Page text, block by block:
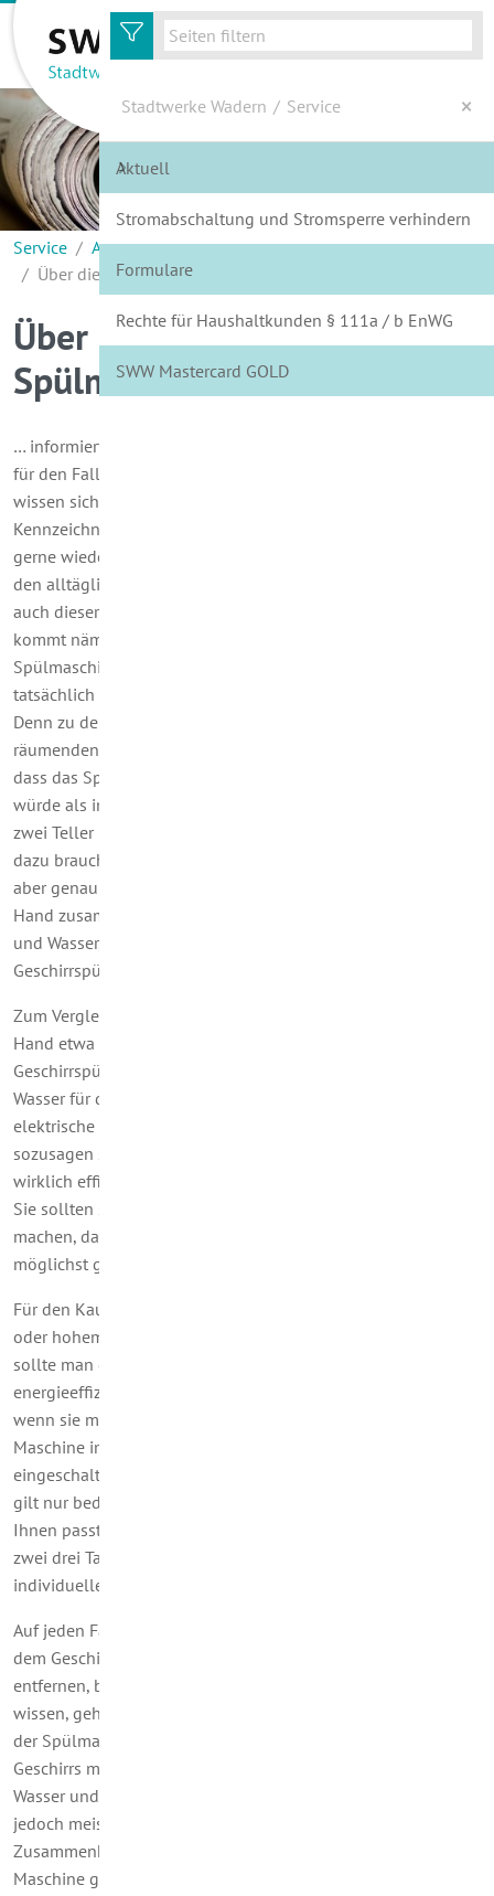
zur Hauptnavigation
Service
Aktuell
Über die Energieeffizienz der Spülmaschine...
Über die Energieeffizienz der
Spülmaschine...
… informiert das EU-Energieeffizienzlabel. Jedenfalls gilt dies
für den Fall, dass Sie ein neues Gerät kaufen wollen. Sie
wissen sicher, was die Symbole auf dieser vorgeschriebenen
Kennzeichnung bedeuten. Gelegentlich greifen wir das Thema
gerne wieder auf. Heute betrachten wir eher den Alltag und
den alltäglichen Gebrauch der Geschirrspülmaschine. Denn
auch dieser ist im Hinblick auf Energieeffizienz bedeutsam. Es
kommt nämlich tatsächlich darauf an, wie Sie Ihre
Spülmaschine nutzen – ja, sogar schon darauf, ob Sie sie
tatsächlich immer nutzen.
Denn zu den nicht oder nur schwer aus der Welt zu
räumenden Irrtümern gehört die Ansicht einiger Zeitgenossen,
dass das Spülen von Hand weniger Energie verbrauchen
würde als in einer Geschirrspülmaschine. Viele denken, die
zwei Teller und das bisschen Besteck ist doch schnell gespült,
dazu braucht es nicht viel Wasser und nicht viel Strom. Es ist
aber genau anders: Wenn Sie alle kleinen Spülvorgänge von
Hand zusammenzählen, brauchen Sie wesentlich mehr Strom
und Wasser, als bei einer vollen Ladung in der
Geschirrspülmaschine.
Zum Vergleich: Für die gleiche Menge Geschirr, für die Sie von
Hand etwa 30 Liter Wasser brauchen, spült eine moderne
Geschirrspülmaschine mit lediglich zwölf Litern. Und um das
Wasser für die Handspülung zu erhitzen, ist deutlich mehr
elektrische Energie nötig als in der Maschine. Dies ist also
sozusagen schon ein Punkt für die Gerätetechnik. Für eine
wirklich effiziente Nutzung kommt es aber auch auf Sie an.
Sie sollten sich ganz einfach ein paar Regeln zur Gewohnheit
machen, damit der Wasser- und Energiespareffekt auch
möglichst groß ist.
Für den Kauf gilt, wie gesagt: Von Maschinen mit mittlerem
oder hohem Verbrauch, der auf dem EU-Label angezeigt wird,
sollte man die Fingern lassen. Doch auch die
energieeffizientesten Geräte erfüllen ihren Sparzweck nur,
wenn sie mit Bedacht bedient werden. Dazu gehört, dass die
Maschine immer ganz voll beladen sein sollte, bevor sie
eingeschaltet wird. Die Regel, „Aus den Augen aus dem Sinn“,
gilt nur bedingt. Kaufen Sie sich eine Spülmaschine, die zu
Ihnen passt: Sie sollte am besten so groß sein, dass sie in
zwei drei Tagen oder spätestens nach einer Woche voll ist. Ihr
individueller Geschirrspül-Rhythmus muss sich einspielen!
Auf jeden Fall ist es empfehlenswert, größere Essensreste auf
dem Geschirr mit Küchenpapier oder einer Serviette zu
entfernen, bevor man damit die Maschine befüllt. Wie Sie
wissen, gehören Essensreste nicht – auch nicht über den Weg
der Spülmaschine – ins Abwasser. Eine Vorreinigung des
Geschirrs mit Wasser oder Spülwasser, wodurch ja wiederum
Wasser und gegebenenfalls auch Strom verbraucht würde, ist
jedoch meistens überflüssig. Ein guter Tipp in diesem
Zusammenhang: Wenn Sie das Geschirr nach und nach in die
Maschine geben und dort sammeln, bis der letzte Platz
Stadtwerke Wadern / Service
Energie
Wasser
Service
Kundenportal
Wir über Uns
Aktuell
Stromabschaltung und Stromsperre verhindern
Formulare
Rechte für Haushaltkunden § 111a / b EnWG
SWW Mastercard GOLD